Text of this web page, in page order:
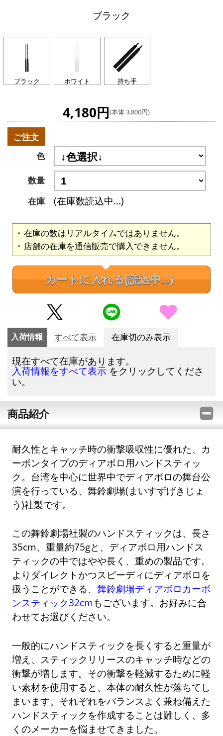
ブラック
ブラック ホワイト 持ち手
4,180円(本体 3,800円)
ご注文
色
数量
在庫
(在庫数読込中...)
在庫の数はリアルタイムではありません。
店舗の在庫を通信販売で購入できません。
カートに入れる(読込中...)
入荷情報 すべて表示 在庫切のみ表示
現在すべて在庫があります。
入荷情報をすべて表示 をクリックしてくださ
い。
商品紹介
耐久性とキャッチ時の衝撃吸収性に優れた、カ
ーボンタイプのディアボロ用ハンドスティッ
ク。台湾を中心に世界中でディアボロの舞台公
演を行っている、舞鈴劇場(まいすずげきじょ
う)社製です。
この舞鈴劇場社製のハンドスティックは、長さ
35cm、重量約75gと、ディアボロ用ハンドス
ティックの中ではやや長く、重めの製品です。
よりダイレクトかつスピーディにディアボロを
扱うことができる、 舞鈴劇場ディアボロカーボ
ンスティック32cmもございます。お好みに合
わせてお選びください。
一般的にハンドスティックを長くすると重量が
増え、スティックリリースのキャッチ時などの
衝撃が増します。その衝撃を軽減するために軽
い素材を使用すると、本体の耐久性が落ちてし
まいます。それぞれをバランスよく兼ね備えた
ハンドスティックを作成することは難しく、多
くのメーカーを悩ませてきました。